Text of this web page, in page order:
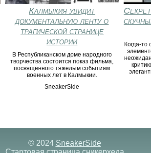
Калмыкия увидит
документальную ленту о
трагической странице
истории
В Республиканском доме народного
творчества состоится показ фильма,
посвященного тяжелым событиям
военных лет в Калмыкии.
SneakerSide
Когда-то
© 2024 SneakerSide